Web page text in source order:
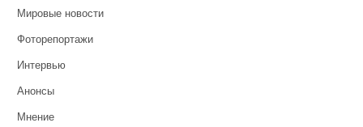
Мировые новости
Фоторепортажи
Интервью
Анонсы
Мнение